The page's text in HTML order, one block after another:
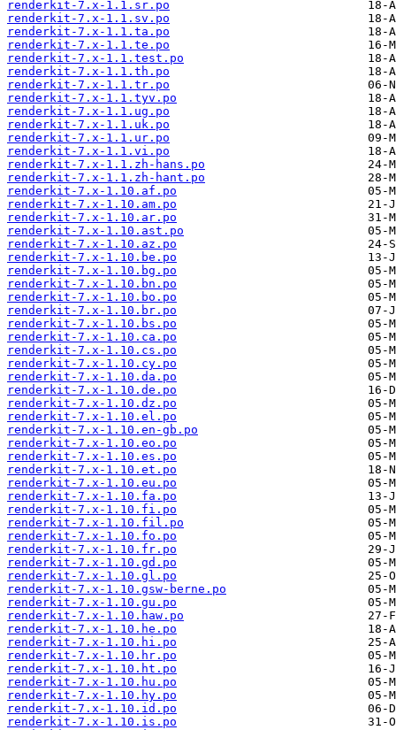
renderkit-7.x-1.1.sr.po
renderkit-7.x-1.1.sv.po
renderkit-7.x-1.1.ta.po
renderkit-7.x-1.1.te.po
renderkit-7.x-1.1.test.po
renderkit-7.x-1.1.th.po
renderkit-7.x-1.1.tr.po
renderkit-7.x-1.1.tyv.po
renderkit-7.x-1.1.ug.po
renderkit-7.x-1.1.uk.po
renderkit-7.x-1.1.ur.po
renderkit-7.x-1.1.vi.po
renderkit-7.x-1.1.zh-hans.po
renderkit-7.x-1.1.zh-hant.po
renderkit-7.x-1.10.af.po
renderkit-7.x-1.10.am.po
renderkit-7.x-1.10.ar.po
renderkit-7.x-1.10.ast.po
renderkit-7.x-1.10.az.po
renderkit-7.x-1.10.be.po
renderkit-7.x-1.10.bg.po
renderkit-7.x-1.10.bn.po
renderkit-7.x-1.10.bo.po
renderkit-7.x-1.10.br.po
renderkit-7.x-1.10.bs.po
renderkit-7.x-1.10.ca.po
renderkit-7.x-1.10.cs.po
renderkit-7.x-1.10.cy.po
renderkit-7.x-1.10.da.po
renderkit-7.x-1.10.de.po
renderkit-7.x-1.10.dz.po
renderkit-7.x-1.10.el.po
renderkit-7.x-1.10.en-gb.po
renderkit-7.x-1.10.eo.po
renderkit-7.x-1.10.es.po
renderkit-7.x-1.10.et.po
renderkit-7.x-1.10.eu.po
renderkit-7.x-1.10.fa.po
renderkit-7.x-1.10.fi.po
renderkit-7.x-1.10.fil.po
renderkit-7.x-1.10.fo.po
renderkit-7.x-1.10.fr.po
renderkit-7.x-1.10.gd.po
renderkit-7.x-1.10.gl.po
renderkit-7.x-1.10.gsw-berne.po
renderkit-7.x-1.10.gu.po
renderkit-7.x-1.10.haw.po
renderkit-7.x-1.10.he.po
renderkit-7.x-1.10.hi.po
renderkit-7.x-1.10.hr.po
renderkit-7.x-1.10.ht.po
renderkit-7.x-1.10.hu.po
renderkit-7.x-1.10.hy.po
renderkit-7.x-1.10.id.po
renderkit-7.x-1.10.is.po